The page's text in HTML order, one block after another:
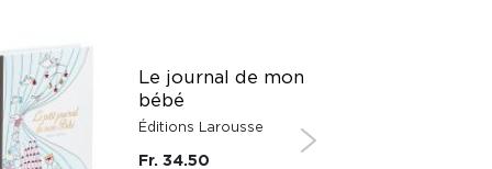
Le journal de mon
bébé
Éditions Larousse
Fr. 34.50